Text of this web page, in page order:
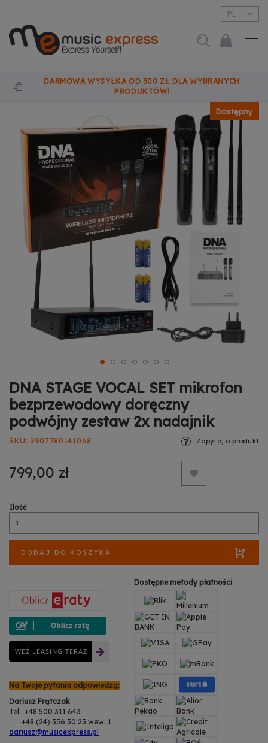
PL
DARMOWA WYSYŁKA OD 300 ZŁ DLA WYBRANYCH
PRODUKTÓW!
Dostępny
DNA STAGE VOCAL SET mikrofon
bezprzewodowy doręczny
podwójny zestaw 2x nadajnik
SKU 5907780141068
799,00 zł
Zapytaj o produkt
Ilość
DODAJ DO KOSZYKA
WEŹ LEASING TERAZ
Na Twoje pytania odpowiedzą:
Dariusz Frątczak
Tel.: +48 500 311 643
+48 (24) 356 30 25 wew. 1
dariusz@musicexpress.pl
Dostępne metody płatności